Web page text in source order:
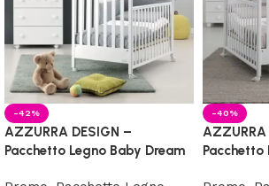
-42%
AZZURRA DESIGN –
Pacchetto Legno Baby Dream
-40%
AZZURRA
Pacchetto